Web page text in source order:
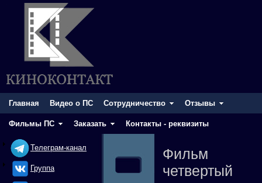
Главная Видео о ПС Сотрудничество Отзывы
Фильмы ПС Заказать Контакты - реквизиты
Телеграм-канал
Группа
Фильм
четвертый